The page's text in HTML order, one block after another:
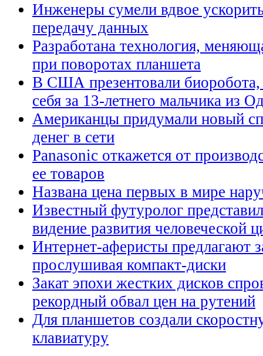
Инженеры сумели вдвое
передачу данных
Разработана технология,
при поворотах планшета
В США презентовали биоробота,
себя за 13-летнего мальчика из
Американцы придумали новый
денег в сети
Panasonic откажется от
ее товаров
Названа цена первых в мире
Известный футуролог
видение развития человеческой
Интернет-аферисты предлагают
прослушивая компакт-диски
Закат эпохи жестких дисков
рекордный обвал цен на рутений
Для планшетов создали
клавиатуру